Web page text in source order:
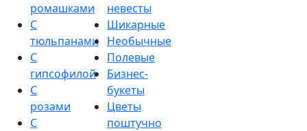
ромашками
С
тюльпанами
С
гипсофилой
С
розами
С
невесты
Шикарные
Необычные
Полевые
Бизнес-
букеты
Цветы
поштучно